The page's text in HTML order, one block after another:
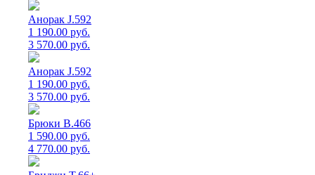
Анорак J.592
1 190.00 руб.
3 570.00 руб.
Анорак J.592
1 190.00 руб.
3 570.00 руб.
Брюки B.466
1 590.00 руб.
4 770.00 руб.